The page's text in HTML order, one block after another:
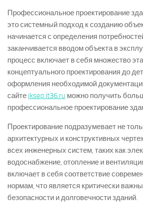
Профессиональное проектирование
это системный подход к созданию
начинается с определения
заканчивается вводом объекта в
процесс включает в себя множество
концептуального проектирования до
оформления необходимой
сайте iksep.it36.ru можно получить
профессиональное проектирование
Проектирование подразумевает не
архитектурных и конструктивных
всех инженерных систем, таких как
водоснабжение, отопление и
включает в себя соответствие
нормам, что является критически
безопасности и долговечности зданий.